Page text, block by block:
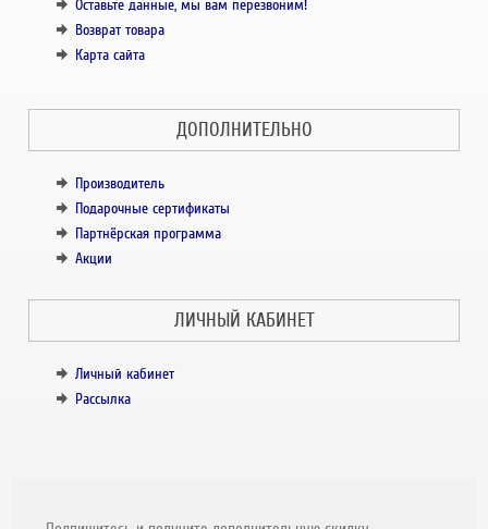
Оставьте данные, мы вам перезвоним!
Возврат товара
Карта сайта
ДОПОЛНИТЕЛЬНО
Производитель
Подарочные сертификаты
Партнёрская программа
Акции
ЛИЧНЫЙ КАБИНЕТ
Личный кабинет
Рассылка